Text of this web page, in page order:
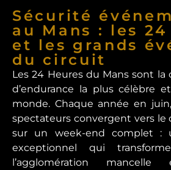
Sécurité
au Mans : les 24
et les grands
du circuit
Les 24 Heures du Mans sont la
d’endurance la plus célèbre
monde. Chaque année en
spectateurs convergent vers le
sur un week-end complet :
exceptionnel qui
l’agglomération